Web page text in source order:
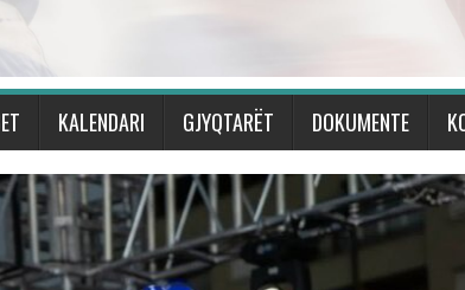
KALENDARI GJYQTARËT DOKUMENTE